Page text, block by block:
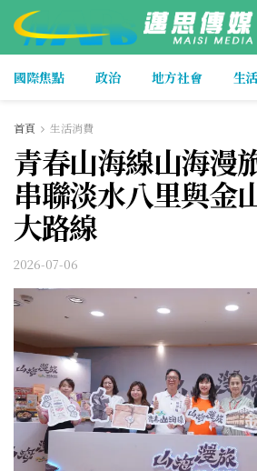
國際焦點 政治 地方社會 生
首頁 生活消費
青春山海線山海漫
串聯淡水八里與金
大路線
2026-07-06